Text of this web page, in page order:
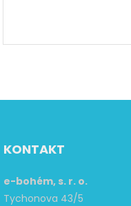
KONTAKT
e-bohém, s. r. o.
Tychonova 43/5